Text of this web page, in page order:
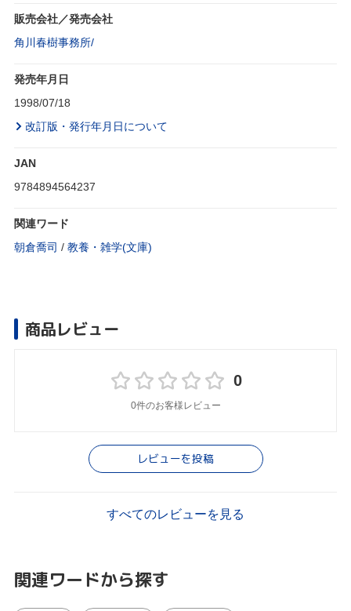
販売会社／発売会社
角川春樹事務所/
発売年月日
1998/07/18
改訂版・発行年月日について
JAN
9784894564237
関連ワード
朝倉喬司 / 教養・雑学(文庫)
商品レビュー
0
0件のお客様レビュー
レビューを投稿
すべてのレビューを見る
関連ワードから探す